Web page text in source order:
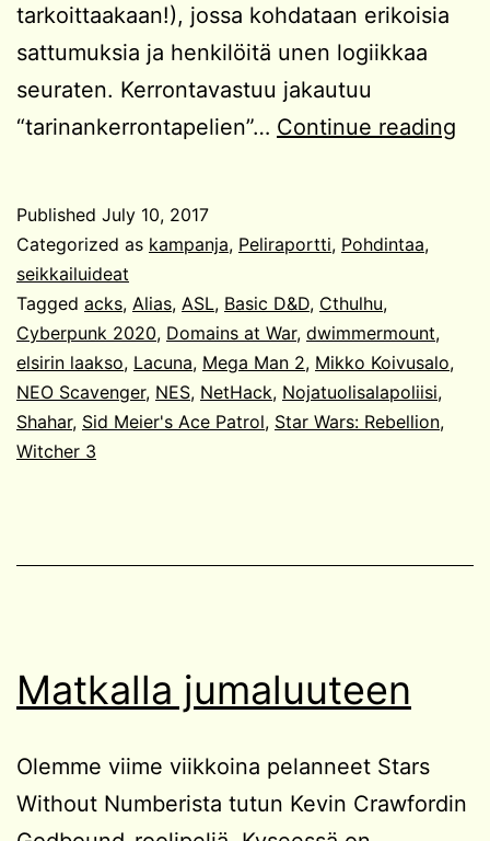
tarkoittaakaan!), jossa kohdataan erikoisia
sattumuksia ja henkilöitä unen logiikkaa
seuraten. Kerrontavastuu jakautuu
“tarinankerrontapelien”… Continue reading
Published July 10, 2017
Categorized as kampanja, Peliraportti, Pohdintaa,
seikkailuideat
Tagged acks, Alias, ASL, Basic D&D, Cthulhu,
Cyberpunk 2020, Domains at War, dwimmermount,
elsirin laakso, Lacuna, Mega Man 2, Mikko Koivusalo,
NEO Scavenger, NES, NetHack, Nojatuolisalapoliisi,
Shahar, Sid Meier's Ace Patrol, Star Wars: Rebellion,
Witcher 3
Matkalla jumaluuteen
Olemme viime viikkoina pelanneet Stars
Without Numberista tutun Kevin Crawfordin